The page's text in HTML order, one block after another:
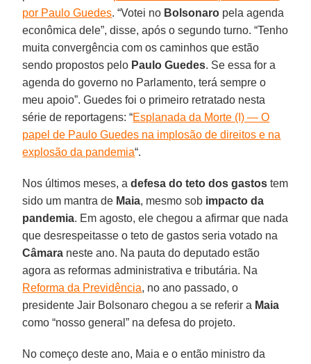
por Paulo Guedes. “Votei no Bolsonaro pela agenda
econômica dele”, disse, após o segundo turno. “Tenho
muita convergência com os caminhos que estão
sendo propostos pelo Paulo Guedes. Se essa for a
agenda do governo no Parlamento, terá sempre o
meu apoio”. Guedes foi o primeiro retratado nesta
série de reportagens: “Esplanada da Morte (I) — O
papel de Paulo Guedes na implosão de direitos e na
explosão da pandemia“.
Nos últimos meses, adefesa do teto dos gastos tem
sido um mantra de Maia, mesmo sob impacto da
pandemia. Em agosto, ele chegou a afirmar que nada
que desrespeitasse o teto de gastos seria votado na
Câmara neste ano. Na pauta do deputado estão
agora as reformas administrativa e tributária. Na
Reforma da Previdência, no ano passado, o
presidente Jair Bolsonaro chegou a se referir a Maia
como “nosso general” na defesa do projeto.
No começo deste ano, Maia e o então ministro da